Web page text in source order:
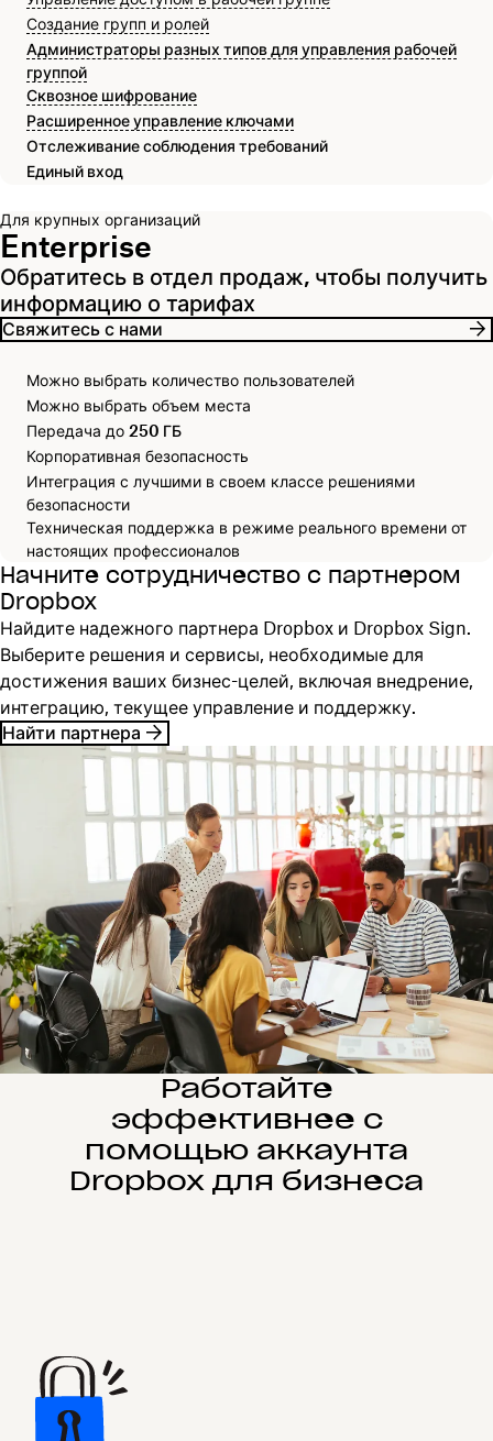
Создание групп и ролей
Администраторы разных типов для управления рабочей
группой
Сквозное шифрование
Расширенное управление ключами
Отслеживание соблюдения требований
Единый вход
Для крупных организаций
Enterprise
Обратитесь в отдел продаж, чтобы получить
информацию о тарифах
Свяжитесь с нами
Можно выбрать количество пользователей
Можно выбрать объем места
Передача до 250 ГБ
Корпоративная безопасность
Интеграция с лучшими в своем классе решениями
безопасности
Техническая поддержка в режиме реального времени от
настоящих профессионалов
Начните сотрудничество с партнером
Dropbox
Найдите надежного партнера Dropbox и Dropbox Sign.
Выберите решения и сервисы, необходимые для
достижения ваших бизнес-целей, включая внедрение,
интеграцию, текущее управление и поддержку.
Найти партнера
Работайте
эффективнее с
помощью аккаунта
Dropbox для бизнеса